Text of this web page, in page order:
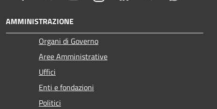
AMMINISTRAZIONE
Organi di Governo
Aree Amministrative
Uffici
Enti e fondazioni
Politici